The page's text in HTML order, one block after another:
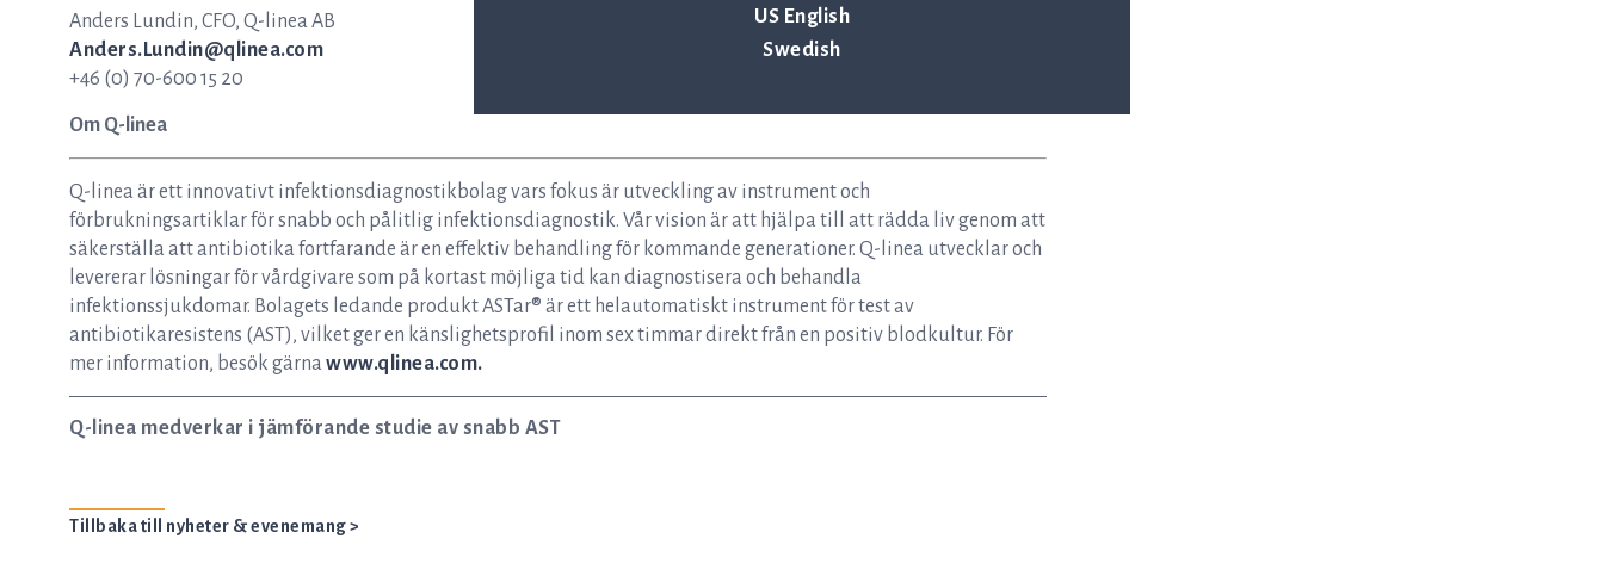
US English
Swedish
Anders Lundin, CFO, Q-linea AB
Anders.Lundin@qlinea.com
+46 (0) 70-600 15 20
Om Q-linea
Q-linea är ett innovativt infektionsdiagnostikbolag vars fokus är utveckling av instrument och
förbrukningsartiklar för snabb och pålitlig infektionsdiagnostik. Vår vision är att hjälpa till att rädda liv genom att
säkerställa att antibiotika fortfarande är en effektiv behandling för kommande generationer. Q-linea utvecklar och
levererar lösningar för vårdgivare som på kortast möjliga tid kan diagnostisera och behandla
infektionssjukdomar. Bolagets ledande produkt ASTar® är ett helautomatiskt instrument för test av
antibiotikaresistens (AST), vilket ger en känslighetsprofil inom sex timmar direkt från en positiv blodkultur. För
mer information, besök gärna www.qlinea.com.
Q-linea medverkar i jämförande studie av snabb AST
Tillbaka till nyheter & evenemang >